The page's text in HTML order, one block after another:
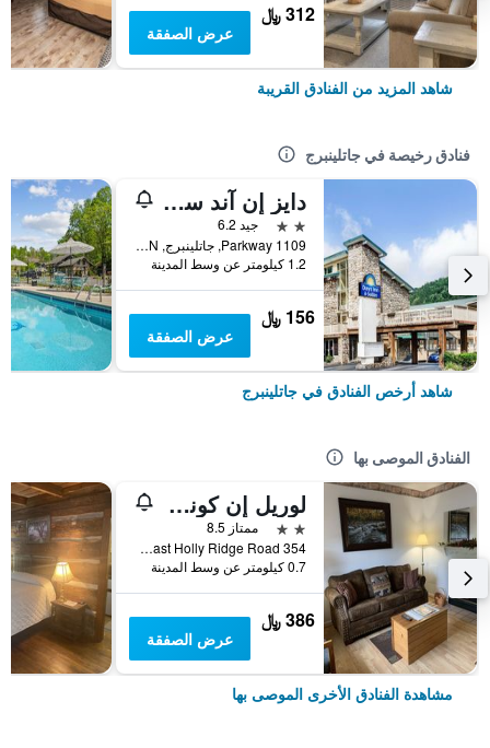
312 ﷼
عرض الصفقة
شاهد المزيد من الفنادق القريبة
فنادق رخيصة في جاتلينبرج
دايز إن آند سويتس باي ويندام داونتاون غاتلينبرغ بارك واي
2 نجمتين
جيد 6.2
1109 Parkway, جاتلينبرج, TN, الولايات المتحدة الأميريكية
1.2 كيلومتر عن وسط المدينة
156 ﷼
عرض الصفقة
شاهد أرخص الفنادق في جاتلينبرج
الفنادق الموصى بها
لوريل إن كوندومينيام
2 نجمتين
ممتاز 8.5
354 East Holly Ridge Road, جاتلينبرج, TN, الولايات المتحدة الأميريكية
0.7 كيلومتر عن وسط المدينة
386 ﷼
عرض الصفقة
مشاهدة الفنادق الأخرى الموصى بها